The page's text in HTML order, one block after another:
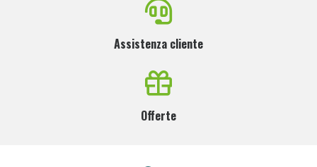
Assistenza cliente
Offerte